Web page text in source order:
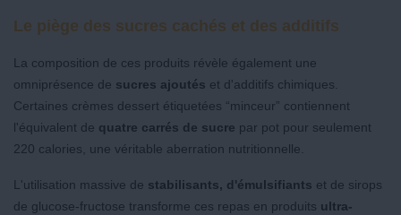
Le piège des sucres cachés et des additifs
La composition de ces produits révèle également une
omniprésence de sucres ajoutés et d'additifs chimiques.
Certaines crèmes dessert étiquetées “minceur” contiennent
l'équivalent de quatre carrés de sucre par pot pour seulement
220 calories, une véritable aberration nutritionnelle.
L'utilisation massive de stabilisants, d'émulsifiants et de sirops
de glucose-fructose transforme ces repas en produits ultra-